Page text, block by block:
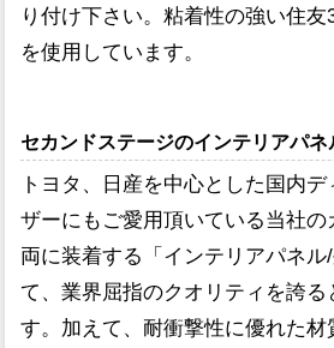
り付け下さい。粘着性の強い住
を使用しています。
セカンドステージのインテリアパネ
トヨタ、日産を中心とした国内
ザーにもご愛用頂いている当社
両に装着する「インテリアパネ
て、業界屈指のクオリティを誇る
す。加えて、耐衝撃性に優れた